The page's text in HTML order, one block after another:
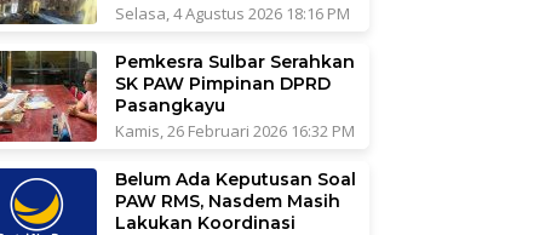
Selasa, 4 Agustus 2026 18:16 PM
Pemkesra Sulbar Serahkan
SK PAW Pimpinan DPRD
Pasangkayu
Kamis, 26 Februari 2026 16:32 PM
Belum Ada Keputusan Soal
PAW RMS, Nasdem Masih
Lakukan Koordinasi